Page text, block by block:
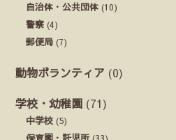
自治体・公共団体 (10)
警察 (4)
郵便局 (7)
動物ボランティア (0)
学校・幼稚園 (71)
中学校 (5)